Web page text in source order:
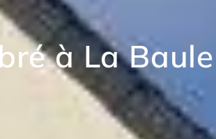
à La Baule